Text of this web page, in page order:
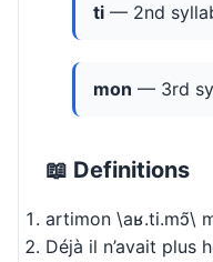
ti — 2nd
mon — 3rd
📖 Definitions
artimon \aʁ.ti.mɔ̃\
Déjà il n’avait plus